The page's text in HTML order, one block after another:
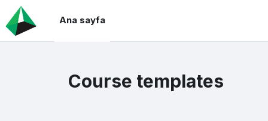
Ana içeriğe git
Ana sayfa
Course templates